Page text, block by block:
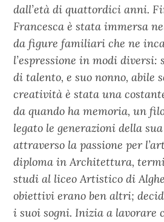
dall’età di quattordici anni.
Francesca è stata immersa
da figure familiari che ne
l’espressione in modi
di talento, e suo nonno, abile
creatività è stata una
da quando ha memoria, un
legato le generazioni della
attraverso la passione per
diploma in Architettura,
studi al liceo Artistico di
obiettivi erano ben altri;
i suoi sogni. Inizia a lavorare